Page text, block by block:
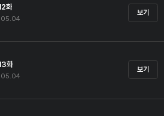
화
보기
화
보기